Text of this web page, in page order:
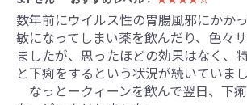
数年前にウイルス性の胃腸風邪にかか
敏になってしまい薬を飲んだり、色々
ましたが、思ったほどの効果はなく、
と下痢をするという状況が続いていまし
なっとークィーンを飲んで翌日、下